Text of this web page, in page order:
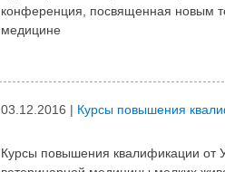
конференция, посвященная новым
медицине
03.12.2016 | Курсы повышения
Курсы повышения квалификации от